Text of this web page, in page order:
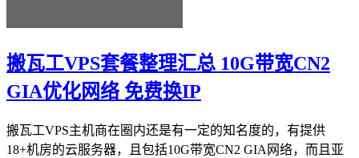
搬瓦工VPS套餐整理汇总 10G带宽CN2
GIA优化网络 免费换IP
搬瓦工VPS主机商在圈内还是有一定的知名度的，有提供
18+机房的云服务器，且包括10G带宽CN2 GIA网络，而且亚